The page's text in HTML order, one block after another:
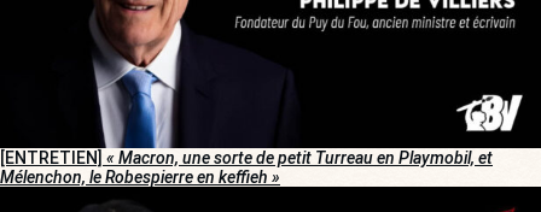
[ENTRETIEN] « Macron, une sorte de petit Turreau en Playmobil, et
Mélenchon, le Robespierre en keffieh »